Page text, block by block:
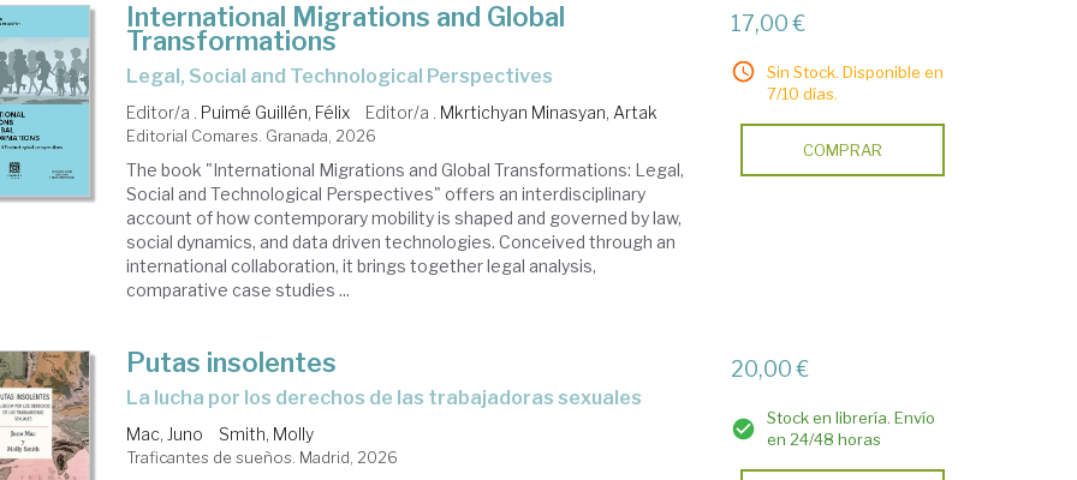
International Migrations and Global
Transformations
Legal, Social and Technological Perspectives
Editor/a . Puimé Guillén, Félix Editor/a . Mkrtichyan Minasyan, Artak
Editorial Comares. Granada, 2026
The book "International Migrations and Global Transformations: Legal,
Social and Technological Perspectives" offers an interdisciplinary
account of how contemporary mobility is shaped and governed by law,
social dynamics, and data driven technologies. Conceived through an
international collaboration, it brings together legal analysis,
comparative case studies ...
17,00 €
Sin Stock. Disponible en
7/10 días.
COMPRAR
Putas insolentes
La lucha por los derechos de las trabajadoras sexuales
Mac, Juno Smith, Molly
Traficantes de sueños. Madrid, 2026
20,00 €
Stock en librería. Envío
en 24/48 horas